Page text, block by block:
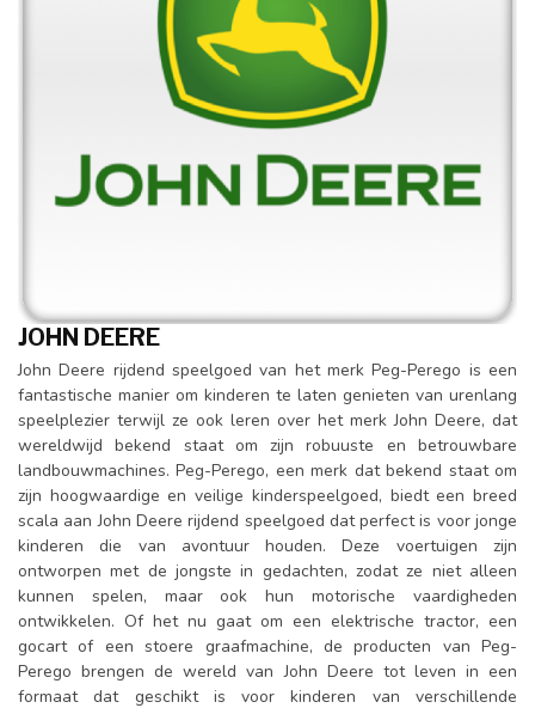
JOHN DEERE
John Deere rijdend speelgoed van het merk Peg-Perego is een
fantastische manier om kinderen te laten genieten van urenlang
speelplezier terwijl ze ook leren over het merk John Deere, dat
wereldwijd bekend staat om zijn robuuste en betrouwbare
landbouwmachines. Peg-Perego, een merk dat bekend staat om
zijn hoogwaardige en veilige kinderspeelgoed, biedt een breed
scala aan John Deere rijdend speelgoed dat perfect is voor jonge
kinderen die van avontuur houden. Deze voertuigen zijn
ontworpen met de jongste in gedachten, zodat ze niet alleen
kunnen spelen, maar ook hun motorische vaardigheden
ontwikkelen. Of het nu gaat om een elektrische tractor, een
gocart of een stoere graafmachine, de producten van Peg-
Perego brengen de wereld van John Deere tot leven in een
formaat dat geschikt is voor kinderen van verschillende